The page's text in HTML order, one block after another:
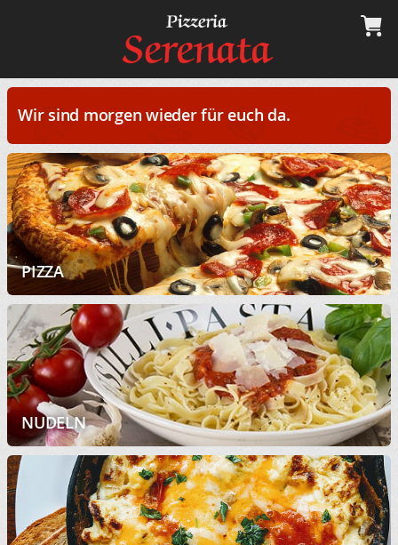
Wir sind morgen wieder für euch da.
PIZZA
NUDELN